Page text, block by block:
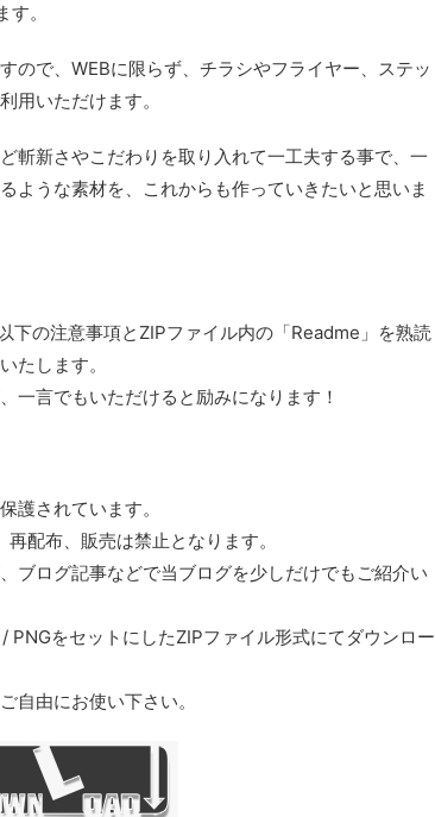
す。
ので、WEBに限らず、チラシやフライヤー、ステッ
用いただけます。
斬新さやこだわりを取り入れて一工夫する事で、一
ような素材を、これからも作っていきたいと思いま
下の注意事項とZIPファイル内の「Readme」を熟読
たします。
一言でもいただけると励みになります！
護されています。
配布、販売は禁止となります。
ブログ記事などで当ブログを少しだけでもご紹介い
をセットにしたZIPファイル形式にてダウンロー
自由にお使い下さい。